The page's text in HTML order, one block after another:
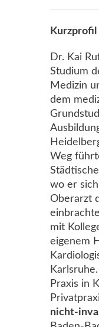
Kurzprofil
Dr. Kai
Studium
Medizin
dem
Weg
wo er
Oberarzt
mit
eigenem
Praxis in
nicht-